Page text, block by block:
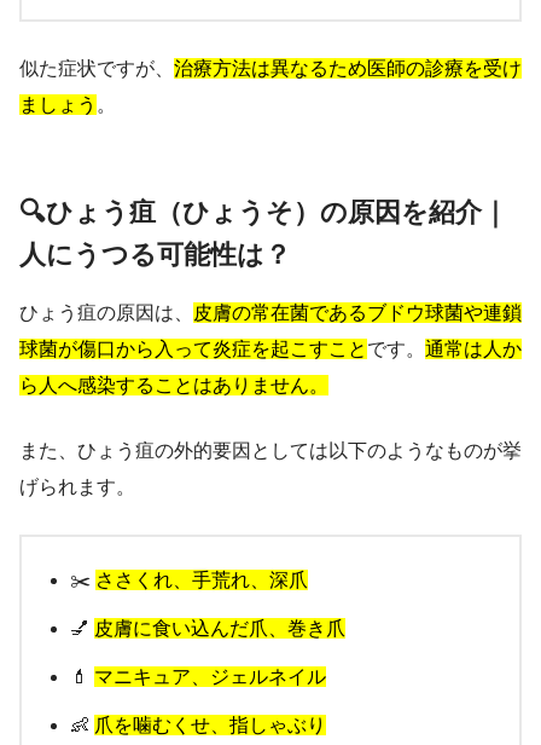
似た症状ですが、 治療方法は異なるため医師の診療を受け
ましょう 。
🔍ひょう疽（ひょうそ）の原因を紹介｜
人にうつる可能性は？
ひょう疽の原因は、
皮膚の常在菌であるブドウ球菌や連鎖
球菌が傷口から入って炎症を起こすこと です。 通常は人か
ら人へ感染することはありません。
また、ひょう疽の外的要因としては以下のようなものが挙
げられます。
✂️ ささくれ、手荒れ、深爪
💅 皮膚に食い込んだ爪、巻き爪
💄 マニキュア、ジェルネイル
👶 爪を噛むくせ、指しゃぶり